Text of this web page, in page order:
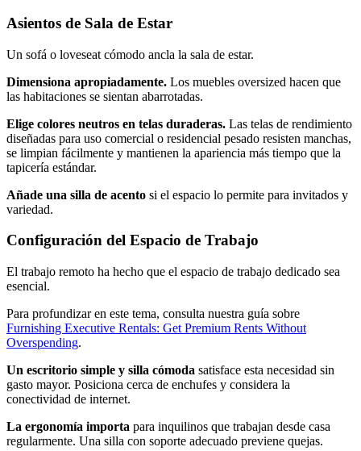
Asientos de Sala de Estar
Un sofá o loveseat cómodo ancla la sala de estar.
Dimensiona apropiadamente. Los muebles oversized hacen que
las habitaciones se sientan abarrotadas.
Elige colores neutros en telas duraderas. Las telas de rendimiento
diseñadas para uso comercial o residencial pesado resisten manchas,
se limpian fácilmente y mantienen la apariencia más tiempo que la
tapicería estándar.
Añade una silla de acento si el espacio lo permite para invitados y
variedad.
Configuración del Espacio de Trabajo
El trabajo remoto ha hecho que el espacio de trabajo dedicado sea
esencial.
Para profundizar en este tema, consulta nuestra guía sobre
Furnishing Executive Rentals: Get Premium Rents Without
Overspending.
Un escritorio simple y silla cómoda satisface esta necesidad sin
gasto mayor. Posiciona cerca de enchufes y considera la
conectividad de internet.
La ergonomía importa para inquilinos que trabajan desde casa
regularmente. Una silla con soporte adecuado previene quejas.